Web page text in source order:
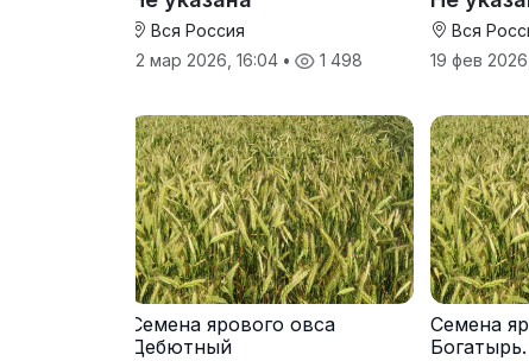
Вся Россия
12 мар 2026, 16:04 • 1 498
Вся
19 фев
Семена ярового овса
Дебютный
Семена
Богатырь.